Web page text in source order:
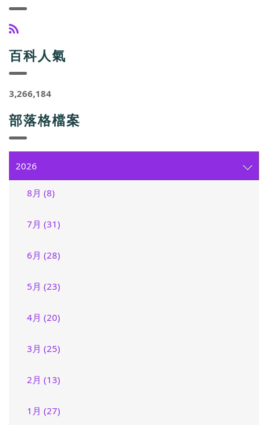
百科人氣
3,266,184
部落格檔案
2026
8月 (8)
7月 (31)
6月 (28)
5月 (23)
4月 (20)
3月 (25)
2月 (13)
1月 (27)